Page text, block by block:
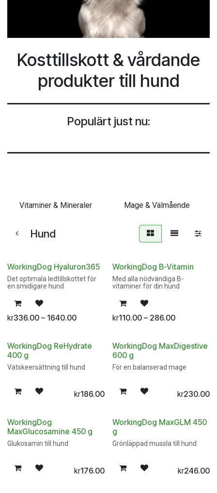
Kosttillskott & vårdande
produkter till hund
Populärt just nu:
Vitaminer & Mineraler Mage & Välmående
Hund
WorkingDog Hyaluron365
Det optimala ledtillskottet för
en smidigare hund
kr336.00 – 1640.00
WorkingDog B-Vitamin
Med alla nödvändiga B-
vitaminer för din hund
kr110.00 – 286.00
WorkingDog ReHydrate
400 g
Vätskeersättning till hund
kr186.00
WorkingDog MaxDigestive
600 g
För en balanserad mage
kr230.00
WorkingDog
MaxGlucosamine 450 g
Glukosamin till hund
kr176.00
WorkingDog MaxGLM 450
g
Grönläppad mussla till hund
kr246.00